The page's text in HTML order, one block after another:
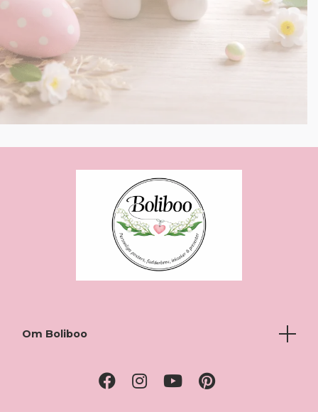
Om Boliboo